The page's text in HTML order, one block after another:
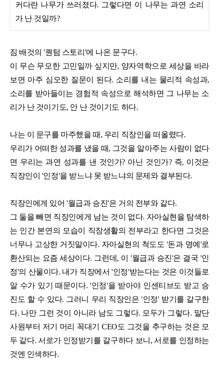
커다란 나무가 쓰러졌다. 그렇다면 이 나무는 과연 소리
가 난 것일까?
짐 배것의 '퀀텀 스토리'에 나온 문구다.
이 무슨 무모한 고민일까 싶지만, 양자역학으로 세상을 바라
보면 아주 심오한 질문이 된다. 소리를 내는 물리적 속성과,
소리를 받아들이는 경험적 속성으로 해석하면 그 나무는 소
리가 난 것이기도, 안 난 것이기도 하다.
나는 이 문구를 마주했을 때, 우리 직장인을 떠올렸다.
우리가 어떠한 성과를 냈을 때, 그것을 알아주는 사람이 없다
면 우리는 과연 성과를 낸 것인가? 아닌 것인가? 즉, 이것은
직장인이 '인정'을 받느냐 못 받느냐의 문제와 결부된다.
직장인에게 있어 '월급과 승진'은 거의 전부와 같다.
그 둘을 빼면 직장인에게 남는 것이 없다. 자아실현을 탐색하
는 인간 본연의 모습이 직장생활의 전부라고 한다면 그것은
너무나 고상한 거짓말이다. 자아실현의 척도도 '돈과 명예'로
환산되는 요즘 세상이다. 그런데, 이 '월급과 승진'은 결국 '인
정'의 산물이다. 내가 직장에서 '인정'받는다는 것은 이것들로
알 수가 있기 때문이다. '인정'을 받아야 인센티브도 받고 승
진도 할 수 있다. 그러니 우리 직장인은 '인정' 받기를 갈구한
다. 나만 그런 것이 아니라 남도 그렇다. 모두가 그렇다. 말단
사원부터 저기 머리 꼭대기 CEO도 그것을 추구하는 것은 모
두 같다. 서로가 인정받기를 갈구하다 보니, 서로를 인정하는
것엔 인색하다.